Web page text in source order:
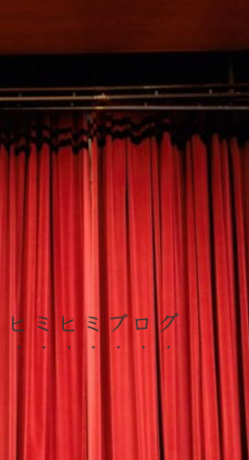
ヒミヒミブログ